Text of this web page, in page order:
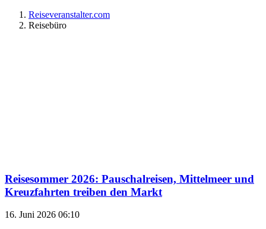
Reiseveranstalter.com
Reisebüro
Reisesommer 2026: Pauschalreisen, Mittelmeer und
Kreuzfahrten treiben den Markt
16. Juni 2026 06:10